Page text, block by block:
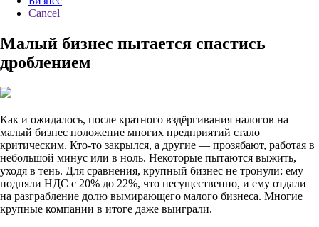
Cancel
Малый бизнес пытается спастись
дроблением
Как и ожидалось, после кратного вздёргивания налогов на
малый бизнес положение многих предприятий стало
критическим. Кто-то закрылся, а другие — прозябают, работая в
небольшой минус или в ноль. Некоторые пытаются выжить,
уходя в тень. Для сравнения, крупный бизнес не тронули: ему
подняли НДС с 20% до 22%, что несущественно, и ему отдали
на разграбление долю вымирающего малого бизнеса. Многие
крупные компании в итоге даже выиграли.